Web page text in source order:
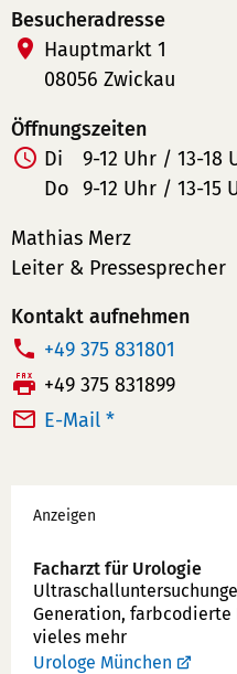
Besucheradresse
Hauptmarkt 1
08056 Zwickau
Öffnungszeiten
Di
9-12 Uhr / 13-18
Do 9-12 Uhr / 13-15
Mathias Merz
Leiter & Pressesprecher
Kontakt aufnehmen
T
e
l
n
u
m
m
+49 375 831801
F
a
+49 375 831899
E-Mail *
Werbung
Anzeigen
Facharzt für Urologie
Generation, farbcodierte
vieles mehr
Urologe München